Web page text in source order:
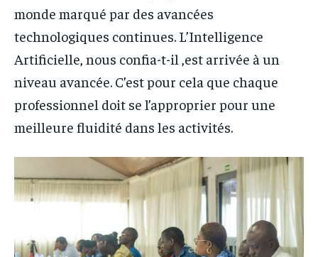
monde marqué par des avancées
technologiques continues. L’Intelligence
Artificielle, nous confia-t-il ,est arrivée à un
niveau avancée. C’est pour cela que chaque
professionnel doit se l’approprier pour une
meilleure fluidité dans les activités.